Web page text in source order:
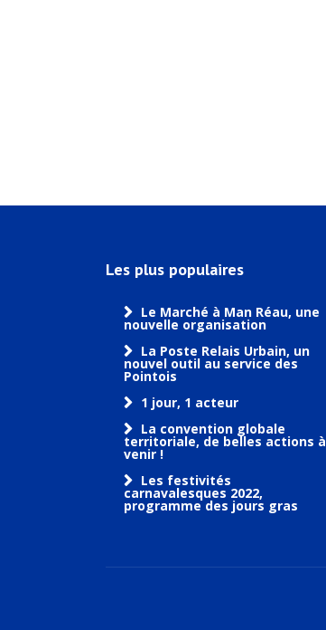
Les plus populaires
Le Marché à Man Réau, une
nouvelle organisation
La Poste Relais Urbain, un
nouvel outil au service des
Pointois
1 jour, 1 acteur
La convention globale
territoriale, de belles actions à
venir !
Les festivités
carnavalesques 2022,
programme des jours gras